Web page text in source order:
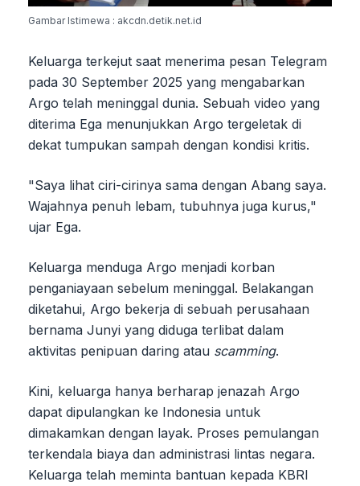
Gambar Istimewa : akcdn.detik.net.id
Keluarga terkejut saat menerima pesan Telegram
pada 30 September 2025 yang mengabarkan
Argo telah meninggal dunia. Sebuah video yang
diterima Ega menunjukkan Argo tergeletak di
dekat tumpukan sampah dengan kondisi kritis.
"Saya lihat ciri-cirinya sama dengan Abang saya.
Wajahnya penuh lebam, tubuhnya juga kurus,"
ujar Ega.
Keluarga menduga Argo menjadi korban
penganiayaan sebelum meninggal. Belakangan
diketahui, Argo bekerja di sebuah perusahaan
bernama Junyi yang diduga terlibat dalam
aktivitas penipuan daring atau scamming.
Kini, keluarga hanya berharap jenazah Argo
dapat dipulangkan ke Indonesia untuk
dimakamkan dengan layak. Proses pemulangan
terkendala biaya dan administrasi lintas negara.
Keluarga telah meminta bantuan kepada KBRI